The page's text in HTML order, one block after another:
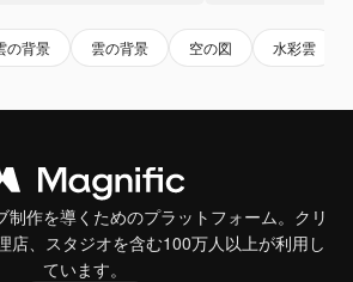
の背景 雲の背景 空の図 水彩雲
制作を導くためのプラットフォーム。クリ
店、スタジオを含む100万人以上が利用し
ています。